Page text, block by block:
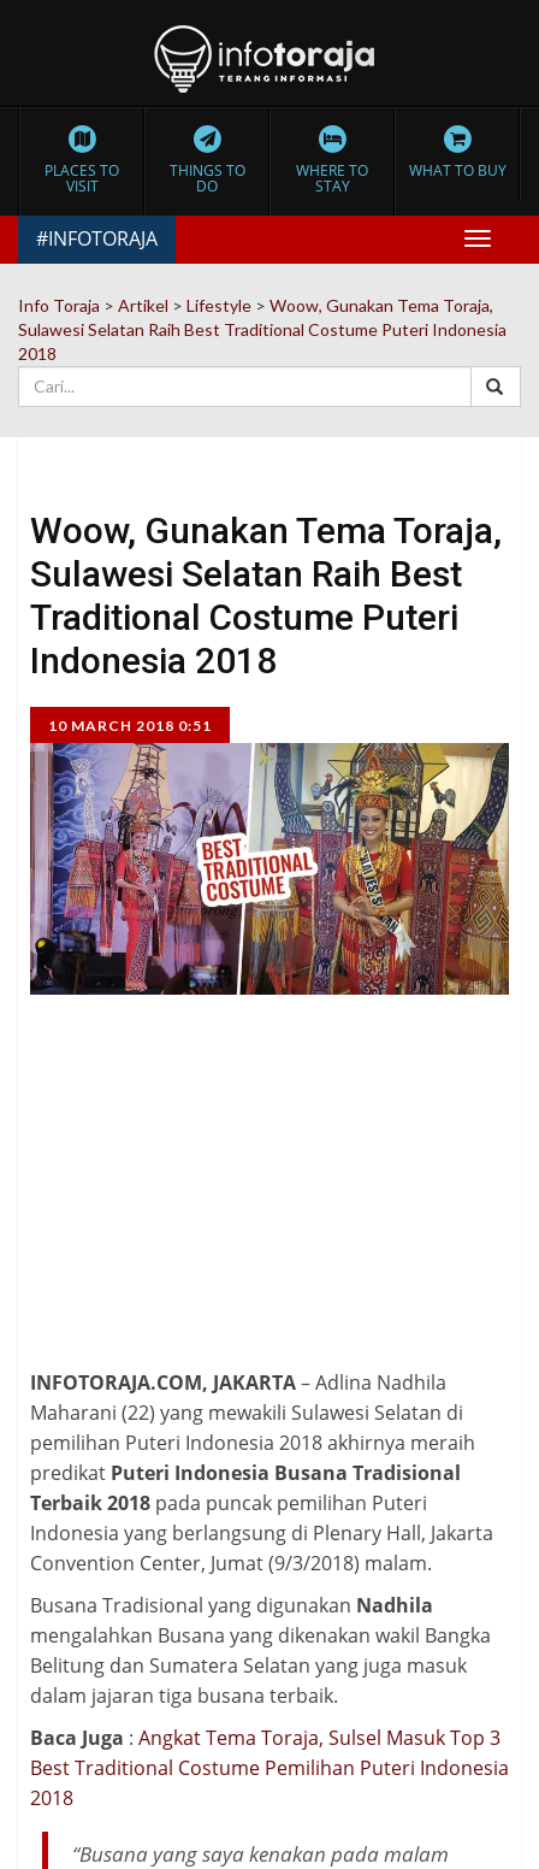
PLACES TO
VISIT
THINGS TO
DO
WHERE TO
STAY
WHAT TO BUY
Toggle
#INFOTORAJA
Info Toraja > Artikel > Lifestyle > Woow, Gunakan Tema Toraja,
Sulawesi Selatan Raih Best Traditional Costume Puteri Indonesia
2018
Woow, Gunakan Tema Toraja,
Sulawesi Selatan Raih Best
Traditional Costume Puteri
Indonesia 2018
10 MARCH 2018 0:51
INFOTORAJA.COM, JAKARTA– Adlina Nadhila
Maharani (22) yang mewakili Sulawesi Selatan di
pemilihan Puteri Indonesia 2018 akhirnya meraih
predikat Puteri Indonesia Busana Tradisional
Terbaik 2018 pada puncak pemilihan Puteri
Indonesia yang berlangsung di Plenary Hall, Jakarta
Convention Center, Jumat (9/3/2018) malam.
Busana Tradisional yang digunakan Nadhila
mengalahkan Busana yang dikenakan wakil Bangka
Belitung dan Sumatera Selatan yang juga masuk
dalam jajaran tiga busana terbaik.
Baca Juga : Angkat Tema Toraja, Sulsel Masuk Top 3
Best Traditional Costume Pemilihan Puteri Indonesia
2018
“Busana yang saya kenakan pada malam